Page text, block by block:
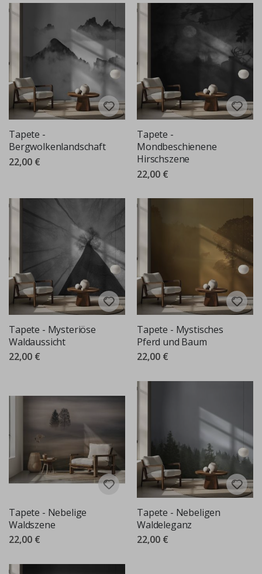
Tapete -
Bergwolkenlandschaft
22,00 €
Tapete -
Mondbeschienene
Hirschszene
22,00 €
Tapete - Mysteriöse
Waldaussicht
22,00 €
Tapete - Mystisches
Pferd und Baum
22,00 €
Tapete - Nebelige
Waldszene
22,00 €
Tapete - Nebeligen
Waldeleganz
22,00 €